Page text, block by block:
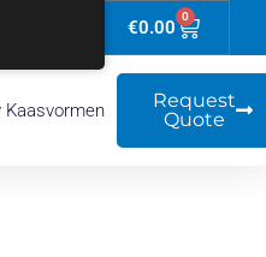
€0.00 0
Basket
Kaasvormen
Request
Quote